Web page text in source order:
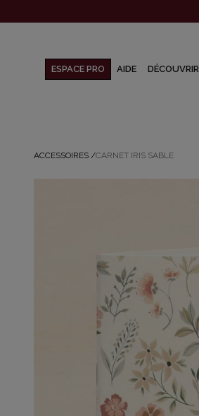
ESPACE PRO AIDE DÉCOUVRIR
ACCESSOIRES /CARNET IRIS SABLE